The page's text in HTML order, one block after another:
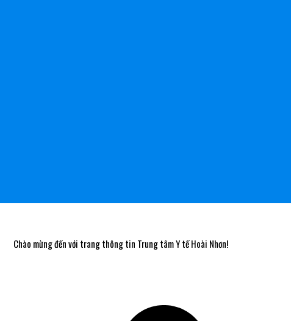
Chào mừng đến với trang thông tin Trung tâm Y tế Hoài Nhơn!